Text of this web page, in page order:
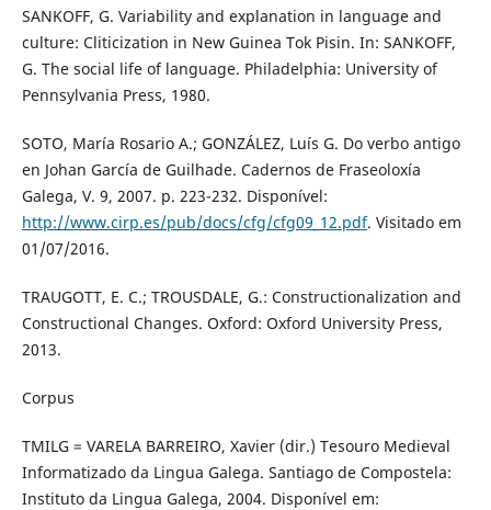
SANKOFF, G. Variability and explanation in language and
culture: Cliticization in New Guinea Tok Pisin. In: SANKOFF,
G. The social life of language. Philadelphia: University of
Pennsylvania Press, 1980.
SOTO, María Rosario A.; GONZÁLEZ, Luís G. Do verbo antigo
en Johan García de Guilhade. Cadernos de Fraseoloxía
Galega, V. 9, 2007. p. 223-232. Disponível:
http://www.cirp.es/pub/docs/cfg/cfg09_12.pdf. Visitado em
01/07/2016.
TRAUGOTT, E. C.; TROUSDALE, G.: Constructionalization and
Constructional Changes. Oxford: Oxford University Press,
2013.
Corpus
TMILG = VARELA BARREIRO, Xavier (dir.) Tesouro Medieval
Informatizado da Lingua Galega. Santiago de Compostela:
Instituto da Lingua Galega, 2004. Disponível em: